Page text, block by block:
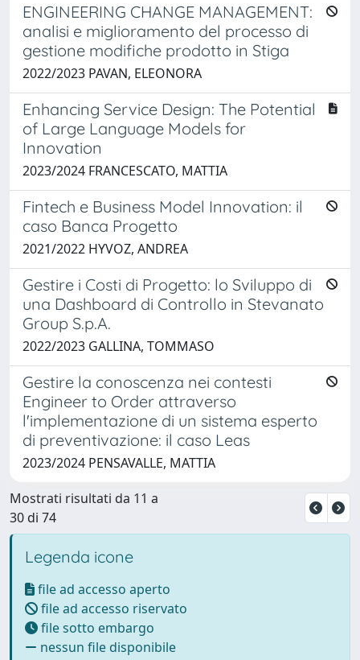
ENGINEERING CHANGE MANAGEMENT:
analisi e miglioramento del processo di
gestione modifiche prodotto in Stiga
2022/2023 PAVAN, ELEONORA
Enhancing Service Design: The Potential
of Large Language Models for
Innovation
2023/2024 FRANCESCATO, MATTIA
Fintech e Business Model Innovation: il
caso Banca Progetto
2021/2022 HYVOZ, ANDREA
Gestire i Costi di Progetto: lo Sviluppo di
una Dashboard di Controllo in Stevanato
Group S.p.A.
2022/2023 GALLINA, TOMMASO
Gestire la conoscenza nei contesti
Engineer to Order attraverso
l'implementazione di un sistema esperto
di preventivazione: il caso Leas
2023/2024 PENSAVALLE, MATTIA
Mostrati risultati da 11 a
30 di 74
Legenda icone
file ad accesso aperto
file ad accesso riservato
file sotto embargo
nessun file disponibile